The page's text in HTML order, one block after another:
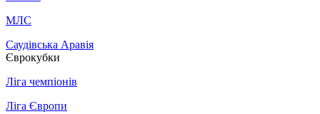
МЛС
Саудівська Аравія
Єврокубки
Ліга чемпіонів
Ліга Європи